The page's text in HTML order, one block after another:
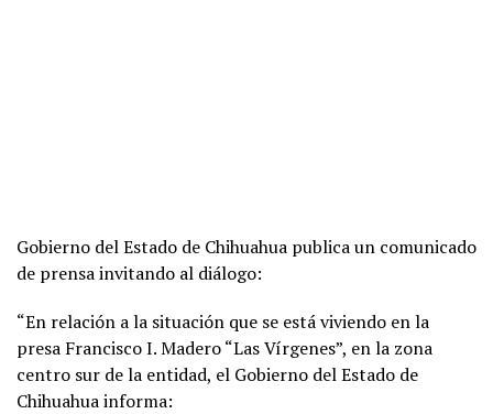
Gobierno del Estado de Chihuahua publica un comunicado
de prensa invitando al diálogo:
“En relación a la situación que se está viviendo en la
presa Francisco I. Madero “Las Vírgenes”, en la zona
centro sur de la entidad, el Gobierno del Estado de
Chihuahua informa: